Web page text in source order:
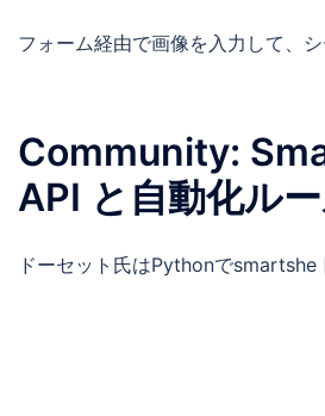
フォーム経由で画像を入力して、
Community:
API と自動化ル
ドーセット氏はPythonで